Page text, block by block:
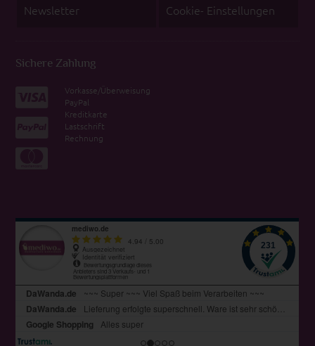
Newsletter Cookie- Einstellungen
Sichere Zahlung
Vorkasse/Überweisung
PayPal
Kreditkarte
Lastschrift
Rechnung